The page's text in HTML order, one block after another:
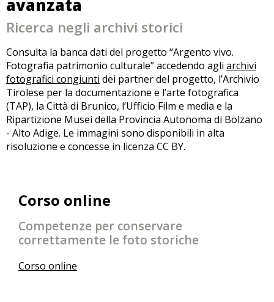
avanzata
Ricerca negli archivi storici
Consulta la banca dati del progetto “Argento vivo.
Fotografia patrimonio culturale” accedendo agli archivi
fotografici congiunti dei partner del progetto, l’Archivio
Tirolese per la documentazione e l’arte fotografica
(TAP), la Città di Brunico, l’Ufficio Film e media e la
Ripartizione Musei della Provincia Autonoma di Bolzano
- Alto Adige. Le immagini sono disponibili in alta
risoluzione e concesse in licenza CC BY.
Corso online
Competenze per conservare
correttamente le foto storiche
Corso online